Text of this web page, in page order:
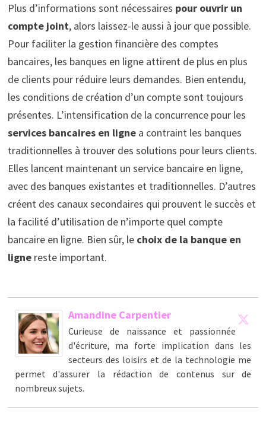
Plus d’informations sont nécessaires pour ouvrir un
compte joint, alors laissez-le aussi à jour que possible.
Pour faciliter la gestion financière des comptes
bancaires, les banques en ligne attirent de plus en plus
de clients pour réduire leurs demandes. Bien entendu,
les conditions de création d’un compte sont toujours
présentes. L’intensification de la concurrence pour les
services bancaires en ligne a contraint les banques
traditionnelles à trouver des solutions pour leurs clients.
Elles lancent maintenant un service bancaire en ligne,
avec des banques existantes et traditionnelles. D’autres
créent des canaux secondaires qui prouvent le succès et
la facilité d’utilisation de n’importe quel compte
bancaire en ligne. Bien sûr, le choix de la banque en
lignereste important.
Amandine Carpentier
Curieuse de naissance et passionnée
d'écriture, ma forte implication dans les
secteurs des loisirs et de la technologie me
permet d'assurer la rédaction de contenus sur de
nombreux sujets.